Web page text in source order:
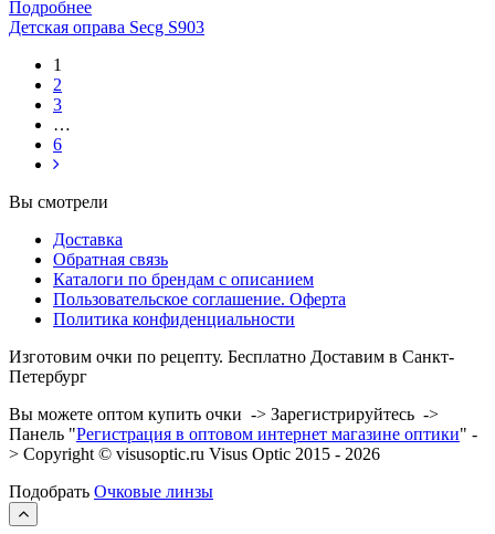
Подробнее
Детская оправа Secg S903
1
2
3
…
6
Вы смотрели
Доставка
Обратная связь
Каталоги по брендам с описанием
Пользовательское соглашение. Оферта
Политика конфиденциальности
Изготовим очки по рецепту. Бесплатно Доставим в Санкт-
Петербург
Вы можете оптом купить очки -> Зарегистрируйтесь ->
Панель "Регистрация в оптовом интернет магазине оптики" -
> Copyright © visusoptic.ru Visus Optic 2015 - 2026
Подобрать Очковые линзы